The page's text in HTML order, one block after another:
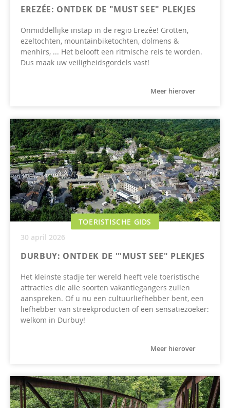
EREZÉE: ONTDEK DE "MUST SEE" PLEKJES
Onmiddellijke instap in de regio Erezée! Grotten,
ezeltochten, mountainbiketochten, dolmens &
menhirs, ... Het belooft een ritmische reis te worden.
Dus maak uw veiligheidsgordels vast!
Meer hierover
TOERISTISCHE GIDS
30 april 2026
DURBUY: ONTDEK DE '"MUST SEE" PLEKJES
Het kleinste stadje ter wereld heeft vele toeristische
attracties die alle soorten vakantiegangers zullen
aanspreken. Of u nu een cultuurliefhebber bent, een
liefhebber van streekproducten of een sensatiezoeker:
welkom in Durbuy!
Meer hierover